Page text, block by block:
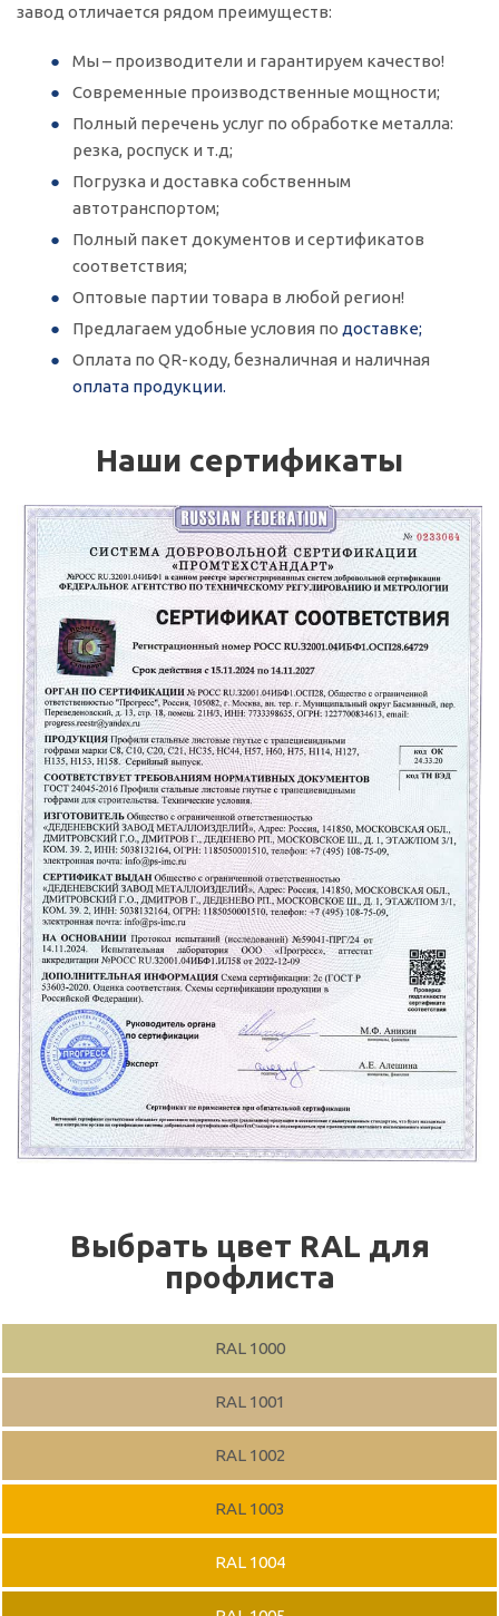
завод отличается рядом преимуществ:
Мы – производители и гарантируем качество!
Современные производственные мощности;
Полный перечень услуг по обработке металла:
резка, роспуск и т.д;
Погрузка и доставка собственным
автотранспортом;
Полный пакет документов и сертификатов
соответствия;
Оптовые партии товара в любой регион!
Предлагаем удобные условия по доставке;
Оплата по QR-коду, безналичная и наличная
оплата продукции.
Наши сертификаты
Выбрать цвет RAL для
профлиста
RAL 1000
RAL 1001
RAL 1002
RAL 1003
RAL 1004